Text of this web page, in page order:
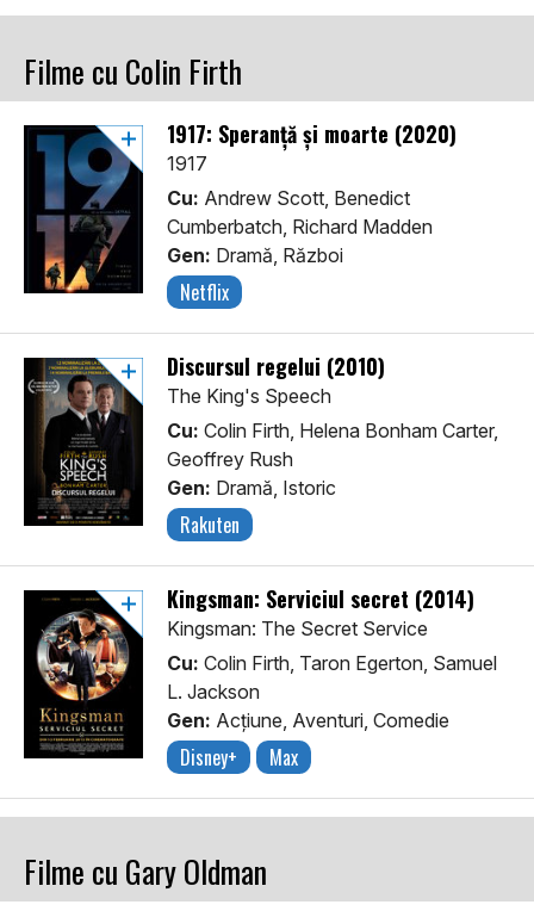
Filme cu Colin Firth
1917: Speranță și moarte (2020)
1917
Cu: Andrew Scott, Benedict
Cumberbatch, Richard Madden
Gen: Dramă, Război
Netflix
Discursul regelui (2010)
The King's Speech
Cu: Colin Firth, Helena Bonham Carter,
Geoffrey Rush
Gen: Dramă, Istoric
Rakuten
Kingsman: Serviciul secret (2014)
Kingsman: The Secret Service
Cu: Colin Firth, Taron Egerton, Samuel
L. Jackson
Gen: Acţiune, Aventuri, Comedie
Disney+ Max
Filme cu Gary Oldman